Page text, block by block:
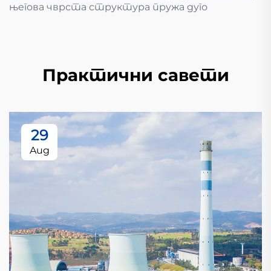
његова чврста структура пружа дуго
Практични савети
29
Aug